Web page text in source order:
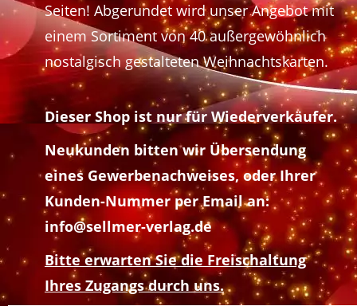
Seiten! Abgerundet wird unser Angebot mit
einem Sortiment von 40 außergewöhnlich
nostalgisch gestalteten Weihnachtskarten.
Dieser Shop ist nur für Wiederverkäufer.
Neukunden bitten wir Übersendung
eines Gewerbenachweises, oder Ihrer
Kunden-Nummer per Email an:
info@sellmer-verlag.de
Bitte erwarten Sie die Freischaltung
Ihres Zugangs durch uns.